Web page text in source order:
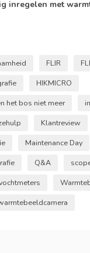
inregelen met
FLIR
HIKMICRO
het bos niet meer
Klantreview
Maintenance Day
Q&A